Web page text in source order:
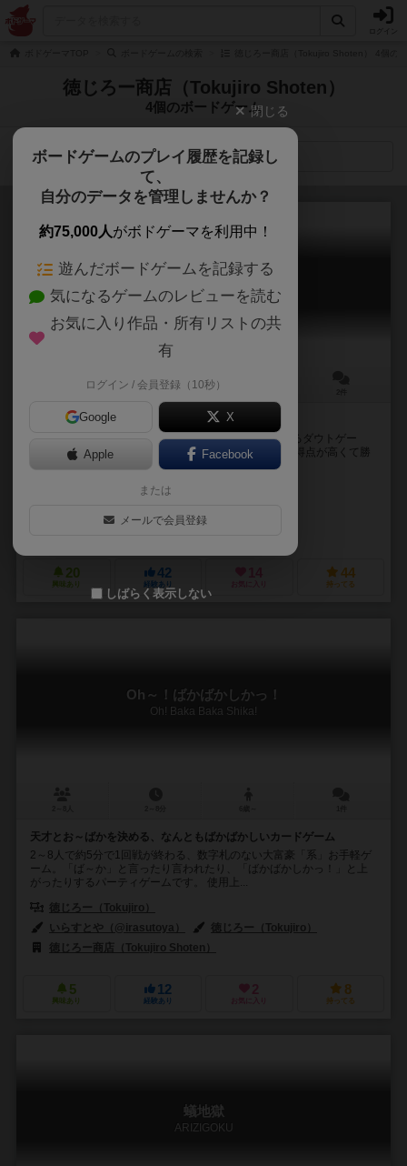
徳じろー商店（Tokujiro Shoten）
4個のボードゲーム
検索メニュー
ハートフルホース
HURTFUL HORSE
15～30分
呼吸するようにウソをつけ。
ウソをつかなくても遊べるポーカーのように役を揃えるダウトゲー
ム。 でも、ダウトゲームなので、ウソをついたほうが得点が高くて勝
ちやすい。 とはいえ見破られると、集めたカード...
徳永 俊明（Toshiaki Tokunaga）
20
興味あり
42
経験あり お気に入り
44
持ってる
Oh～！ばかばかしかっ！
Oh! Baka Baka Shika!
天才とお～ばかを決める、なんともばかばかしいカードゲーム
2～8人で約5分で1回戦が終わる、数字札のない大富豪「系」お手軽ゲ
ーム。「ば～か」と言ったり言われたり、「ばかばかしかっ！」と上
がったりするパーティゲームです。 使用上...
徳じろー（Tokujiro）
いらすとや（@irasutoya）
徳じろー（Tokujiro）
徳じろー商店（Tokujiro Shoten）
5
興味あり
12
経験あり
2
お気に入り
8
持ってる
蟻地獄
ARIZIGOKU
閉じる
ボードゲームのプレイ履歴を記録し
て、
自分のデータを管理しませんか？
約75,000人がボドゲーマを利用中！
遊んだボードゲームを記録する
気になるゲームのレビューを読む
お気に入り作品・所有リストの共
有
ログイン / 会員登録（10秒）
Google X
Apple Facebook
または
メールで会員登録
しばらく表示しない